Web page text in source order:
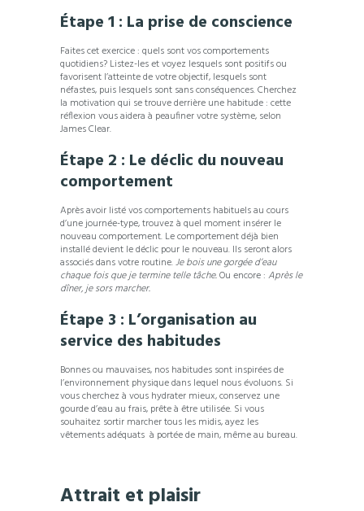
Étape 1 : La prise de conscience
Faites cet exercice : quels sont vos comportements
quotidiens? Listez-les et voyez lesquels sont positifs ou
favorisent l’atteinte de votre objectif, lesquels sont
néfastes, puis lesquels sont sans conséquences. Cherchez
la motivation qui se trouve derrière une habitude : cette
réflexion vous aidera à peaufiner votre système, selon
James Clear.
Étape 2 : Le déclic du nouveau
comportement
Après avoir listé vos comportements habituels au cours
d’une journée-type, trouvez à quel moment insérer le
nouveau comportement. Le comportement déjà bien
installé devient le déclic pour le nouveau. Ils seront alors
associés dans votre routine.Je bois une gorgée d’eau
chaque fois que je termine telle tâche.Ou encore : Après le
dîner, je sors marcher.
Étape 3 : L’organisation au
service des habitudes
Bonnes ou mauvaises, nos habitudes sont inspirées de
l’environnement physique dans lequel nous évoluons. Si
vous cherchez à vous hydrater mieux, conservez une
gourde d’eau au frais, prête à être utilisée. Si vous
souhaitez sortir marcher tous les midis, ayez les
vêtements adéquats à portée de main, même au bureau.
Attrait et plaisir